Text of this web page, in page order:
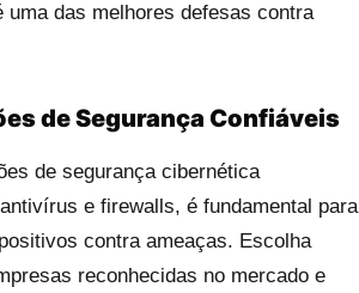
uma das melhores defesas contra
de Segurança Confiáveis
de segurança cibernética
e firewalls, é fundamental para
contra ameaças. Escolha
reconhecidas no mercado e